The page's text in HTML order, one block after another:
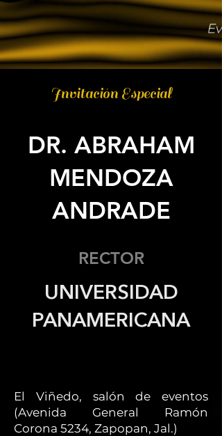
Invitación Especial
DR. ABRAHAM
MENDOZA
ANDRADE
RECTOR
UNIVERSIDAD
PANAMERICANA
El Viñedo, salón de eventos
(Avenida General Ramón
Corona 5234, Zapopan, Jal.)